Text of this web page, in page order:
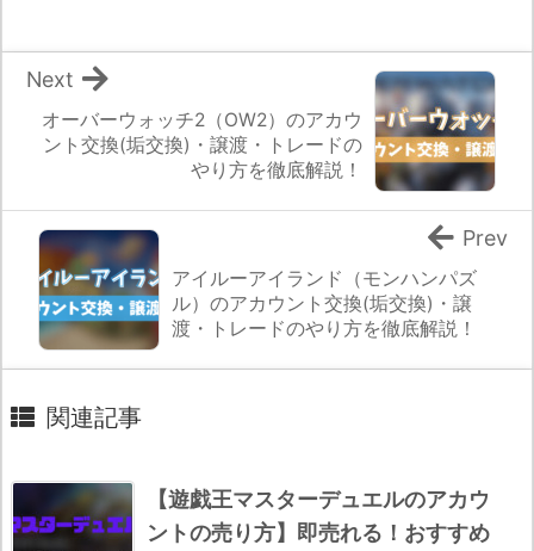
オーバーウォッチ2（OW2）のアカウ
ント交換(垢交換)・譲渡・トレードの
やり方を徹底解説！
Next
アイルーアイランド（モンハンパズ
ル）のアカウント交換(垢交換)・譲
渡・トレードのやり方を徹底解説！
Prev
関連記事
【遊戯王マスターデュエルのアカウ
ントの売り方】即売れる！おすすめ